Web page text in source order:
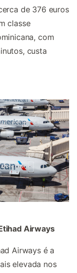
de 376 euros
classe
com
custa
Airways
Airways é a
elevada nos